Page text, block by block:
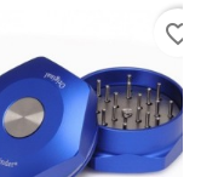
favorite_border